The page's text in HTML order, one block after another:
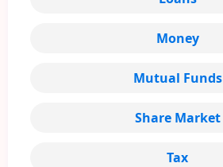
Money
Mutual Funds
Share Market
Tax